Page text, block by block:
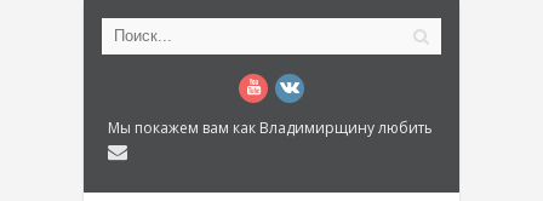
Мы покажем вам как Владимирщину любить